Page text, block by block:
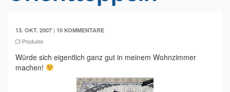
13. OKT. 2007 | 10 KOMMENTARE
Produkte
Würde sich eigentlich ganz gut in meinem Wohnzimmer
machen!